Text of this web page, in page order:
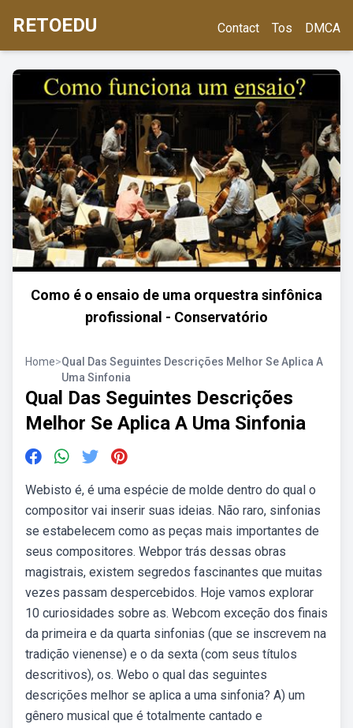
RETOEDU Contact Tos DMCA
Como é o ensaio de uma orquestra sinfônica
profissional - Conservatório
Home>Qual Das Seguintes Descrições Melhor Se Aplica A
Uma Sinfonia
Qual Das Seguintes Descrições
Melhor Se Aplica A Uma Sinfonia
Webisto é, é uma espécie de molde dentro do qual o
compositor vai inserir suas ideias. Não raro, sinfonias
se estabelecem como as peças mais importantes de
seus compositores. Webpor trás dessas obras
magistrais, existem segredos fascinantes que muitas
vezes passam despercebidos. Hoje vamos explorar
10 curiosidades sobre as. Webcom exceção dos finais
da primeira e da quarta sinfonias (que se inscrevem na
tradição vienense) e o da sexta (com seus títulos
descritivos), os. Webo o qual das seguintes
descrições melhor se aplica a uma sinfonia? A) um
gênero musical que é totalmente cantado e